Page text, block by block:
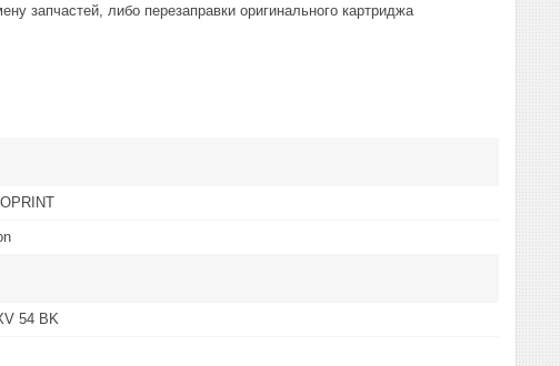
запчастей, либо перезаправки оригинального картриджа
54 BK